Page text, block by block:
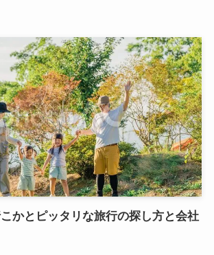
かとピッタリな旅行の探し方と会社